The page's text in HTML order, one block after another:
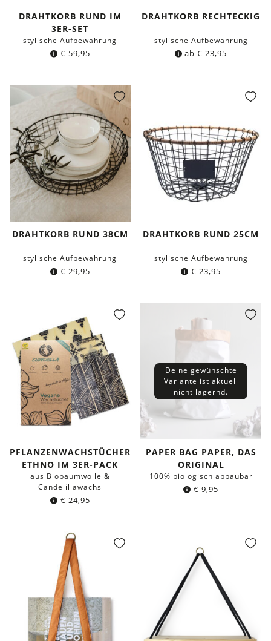
DRAHTKORB RUND IM
3ER-SET
stylische Aufbewahrung
€ 59,95
DRAHTKORB RECHTECKIG
stylische Aufbewahrung
ab€ 23,95
DRAHTKORB RUND 38CM
stylische Aufbewahrung
€ 29,95
DRAHTKORB RUND 25CM
stylische Aufbewahrung
€ 23,95
PFLANZENWACHSTÜCHER
ETHNO IM 3ER-PACK
aus Biobaumwolle &
Candelillawachs
€ 24,95
Deine gewünschte
Variante ist aktuell
nicht lagernd.
PAPER BAG PAPER, DAS
ORIGINAL
100% biologisch abbaubar
€ 9,95